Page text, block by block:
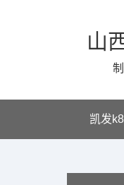
山
凯发